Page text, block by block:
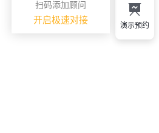
扫码添加顾问
开启极速对接 演示预约